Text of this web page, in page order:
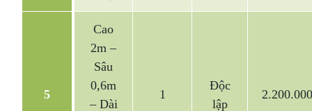
5
Cao
2m –
Sâu
0,6m
– Dài
1
Độc
lập
2.200.000